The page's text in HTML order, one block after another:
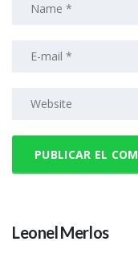
Leonel Merlos